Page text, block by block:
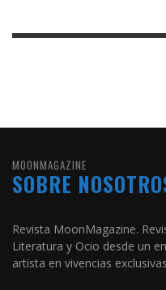
MOONMAGAZINE
SOBRE
Revista MoonMagazine.
Literatura y Ocio desde un
artista en vivencias